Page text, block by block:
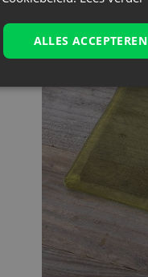
ALLES ACCEPTEREN